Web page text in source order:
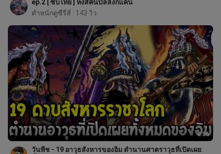
ep.2 [ ซับไทย ] หงส์คืนบัลลังก์แค้น
ตำหนักดูซีรีส์ · 143 วิว
8:56
วันพีช - 19 อาวุธสังหารของอิม ตำนานศาตราวุธที่เปิดเผย